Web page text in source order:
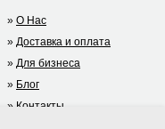
» О Нас
» Доставка и оплата
» Для бизнеса
» Блог
» Контакты